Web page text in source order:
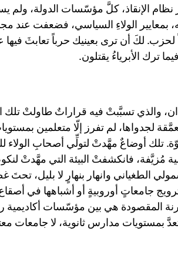
الإنقاذ، كلَّ مؤسّسات الدولة، ولم
بمعايير الولاءِ السياسي، فضعفت عند
لكَ أن ترى بعينيك حرباً تعابثَ
ترك الأبرياءُ يقتلون.
والذي تسبَّبتْ فيه قراراتٌ طاولتْ
لجدواها، لم تفرز إلّا متعلمين
تلك أوضاعٌ مهَّدتْ لتولِّي أصحابِ الولاء
مُزيَّفة، فانكشفتْ البيئة التي مهَّدتْ
الطغياني وانهار بنهارٍ لا بليل،
جامعاتٍ أوروبيةٍ أو أشباهها في أصقاع
المقصودة هي بين مؤسّسات أكاديمية
بمستويات مدارس ثانوية، لا جامعات